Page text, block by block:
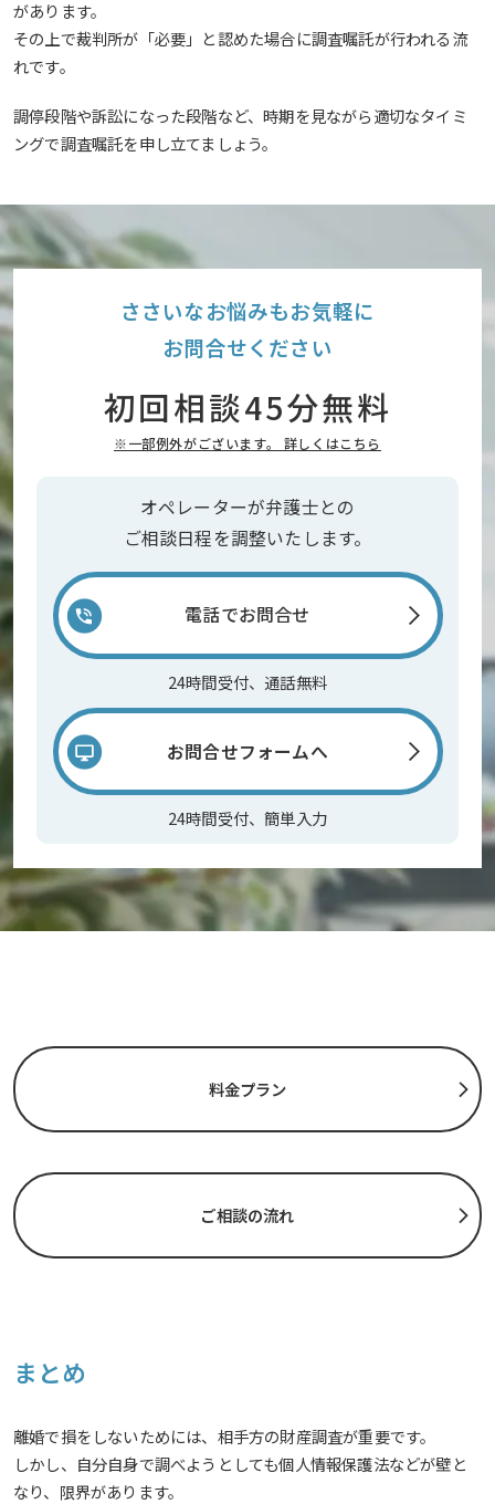
があります。
その上で裁判所が「必要」と認めた場合に調査嘱託が行われる流
れです。
調停段階や訴訟になった段階など、時期を見ながら適切なタイミ
ングで調査嘱託を申し立てましょう。
ささいなお悩みもお気軽に
お問合せください
初回相談45分無料
※一部例外がございます。 詳しくはこちら
オペレーターが弁護士との
ご相談日程を調整いたします。
電話でお問合せ
24時間受付、通話無料
お問合せフォームへ
24時間受付、簡単入力
料金プラン
ご相談の流れ
まとめ
離婚で損をしないためには、相手方の財産調査が重要です。
しかし、自分自身で調べようとしても個人情報保護法などが壁と
なり、限界があります。